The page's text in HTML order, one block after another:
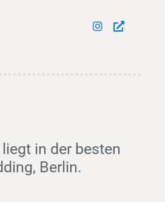
in der besten
Berlin.